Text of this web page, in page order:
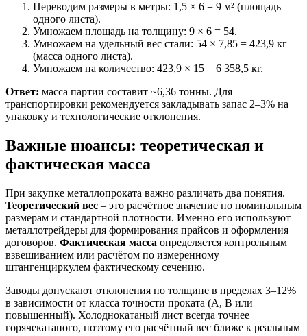
Переводим размеры в метры: 1,5 × 6 = 9 м² (площадь
одного листа).
Умножаем площадь на толщину: 9 × 6 = 54.
Умножаем на удельный вес стали: 54 × 7,85 = 423,9 кг
(масса одного листа).
Умножаем на количество: 423,9 × 15 = 6 358,5 кг.
Ответ: масса партии составит ~6,36 тонны. Для
транспортировки рекомендуется закладывать запас 2–3% на
упаковку и технологические отклонения.
Важные нюансы: теоретическая и
фактическая масса
При закупке металлопроката важно различать два понятия.
Теоретический вес – это расчётное значение по номинальным
размерам и стандартной плотности. Именно его используют
металлотрейдеры для формирования прайсов и оформления
договоров. Фактическая масса определяется контрольным
взвешиванием или расчётом по измеренному
штангенциркулем фактическому сечению.
Заводы допускают отклонения по толщине в пределах 3–12%
в зависимости от класса точности проката (А, В или
повышенный). Холоднокатаный лист всегда точнее
горячекатаного, поэтому его расчётный вес ближе к реальным